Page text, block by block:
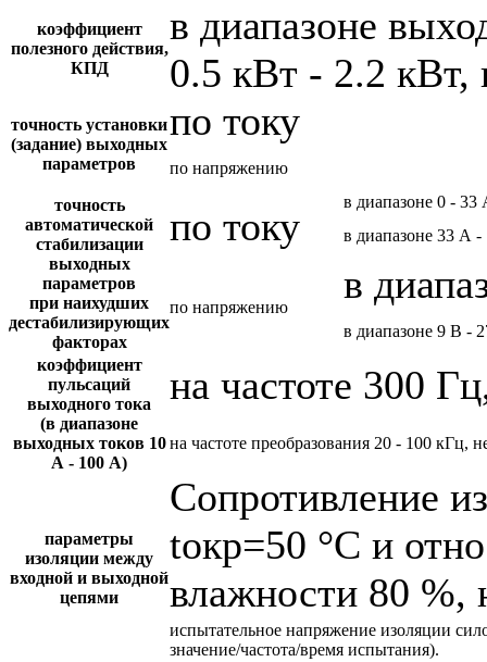
коэффициент
полезного действия,
КПД
в диапазоне
0.5 кВт - 2.2 кВт,
точность установки
(задание) выходных
параметров
по току
по напряжению
точность
автоматической
стабилизации
выходных
параметров
при наихудших
дестабилизирующих
факторах
по току
в диапазоне 0 - 33
в диапазоне 33 А
по напряжению
в
в диапазоне 9 В -
коэффициент
пульсаций
выходного тока
(в диапазоне
выходных токов 10
А - 100 А)
на частоте 300
на частоте преобразования 20 - 100 кГц,
параметры
изоляции между
входной и выходной
цепями
Сопротивление
tокр=50 °С и
влажности 80 %,
испытательное напряжение изоляции
значение/частота/время испытания).